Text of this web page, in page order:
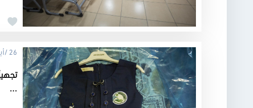
26 /أيلول /2019 03:39 م
...